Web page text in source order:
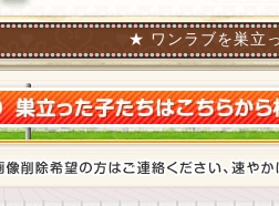
★ ワンラブを巣立ってい